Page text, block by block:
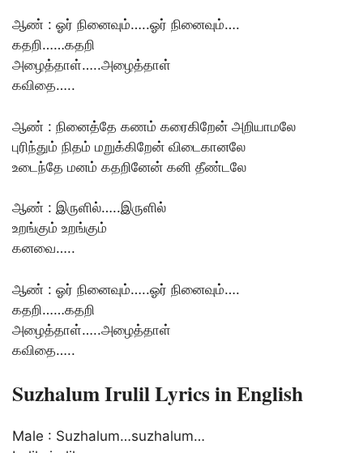
ஆண் : ஓர் நினைவும்…..ஓர் நினைவும்….
கதறி……கதறி
அழைத்தாள்…..அழைத்தாள்
கவிதை…..
ஆண் : நினைத்தே கணம் கரைகிறேன் அறியாமலே
புரிந்தும் நிதம் மறுக்கிறேன் விடைகானலே
உடைந்தே மனம் கதறினேன் கனி தீண்டலே
ஆண் : இருளில்…..இருளில்
உறங்கும் உறங்கும்
கனவை…..
ஆண் : ஓர் நினைவும்…..ஓர் நினைவும்….
கதறி……கதறி
அழைத்தாள்…..அழைத்தாள்
கவிதை…..
Suzhalum Irulil Lyrics in English
Male : Suzhalum…suzhalum…